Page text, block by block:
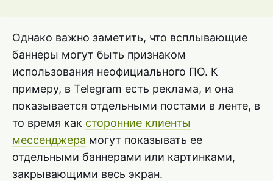
Однако важно заметить, что всплывающие
баннеры могут быть признаком
использования неофициального ПО. К
примеру, в Telegram есть реклама, и она
показывается отдельными постами в ленте, в
то время как сторонние клиенты
мессенджера могут показывать ее
отдельными баннерами или картинками,
закрывающими весь экран.